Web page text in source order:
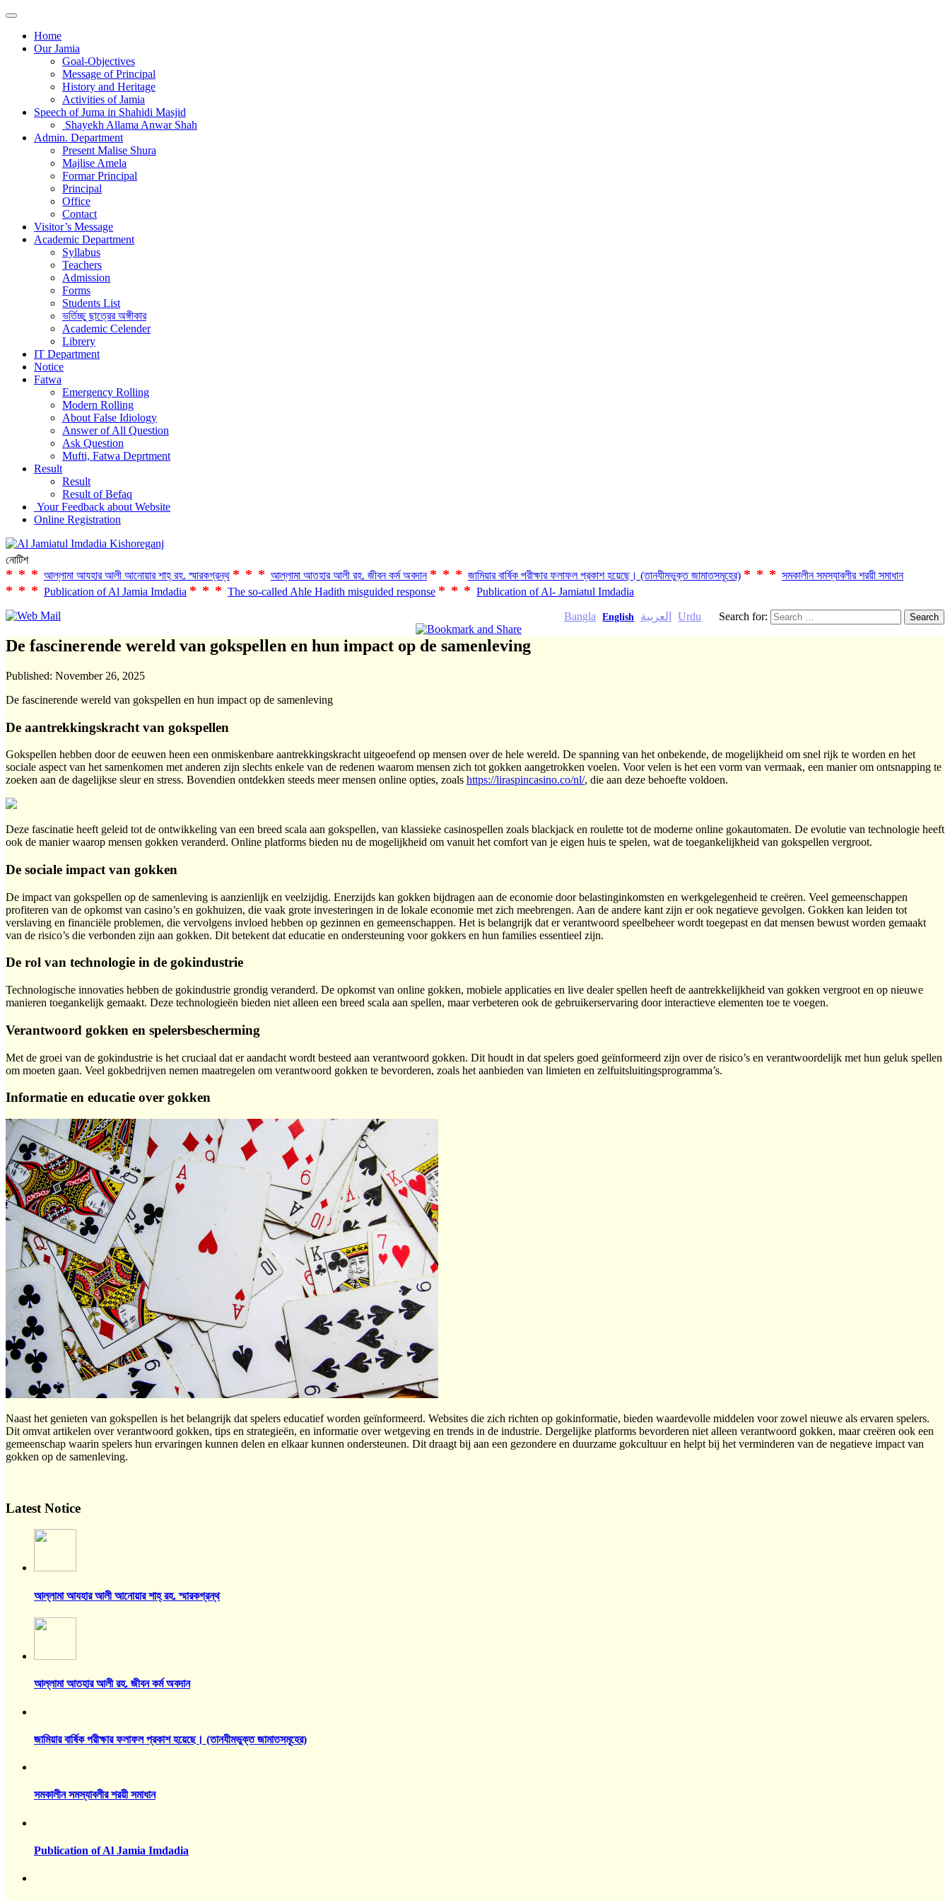
Home
Our Jamia
Goal-Objectives
Message of Principal
History and Heritage
Activities of Jamia
Speech of Juma in Shahidi Masjid
Shayekh Allama Anwar Shah
Admin. Department
Present Malise Shura
Majlise Amela
Formar Principal
Principal
Office
Contact
Visitor’s Message
Academic Department
Syllabus
Teachers
Admission
Forms
Students List
ভর্তিচ্ছু ছাত্রের অঙ্গীকার
Academic Celender
Librery
IT Department
Notice
Fatwa
Emergency Rolling
Modern Rolling
About False Idiology
Answer of All Question
Ask Question
Mufti, Fatwa Deprtment
Result
Result
Result of Befaq
Your Feedback about Website
Online Registration
নোটিশ
*** আল্লামা আযহার আলী আনোয়ার শাহ্‌ রহ. স্মারকগ্রন্থ *** আল্লামা আতহার আলী রহ. জীবন কর্ম অবদান *** জামিয়ার বার্ষিক পরীক্ষার ফলাফল প্রকাশ হয়েছে। (তানযীমভুক্ত জামাতসমূহের) *** সমকালীন সমস্যাবলীর শরয়ী সমাধান
*** Publication of Al Jamia Imdadia *** The so-called Ahle Hadith misguided response *** Publication of Al- Jamiatul Imdadia
Search for:
Bangla English العربية Urdu
De fascinerende wereld van gokspellen en hun impact op de samenleving
Published: November 26, 2025
De fascinerende wereld van gokspellen en hun impact op de samenleving
De aantrekkingskracht van gokspellen
Gokspellen hebben door de eeuwen heen een onmiskenbare aantrekkingskracht uitgeoefend op mensen over de hele wereld. De spanning van het onbekende, de mogelijkheid om snel rijk te worden en het
sociale aspect van het samenkomen met anderen zijn slechts enkele van de redenen waarom mensen zich tot gokken aangetrokken voelen. Voor velen is het een vorm van vermaak, een manier om ontsnapping te
zoeken aan de dagelijkse sleur en stress. Bovendien ontdekken steeds meer mensen online opties, zoals https://liraspincasino.co/nl/, die aan deze behoefte voldoen.
Deze fascinatie heeft geleid tot de ontwikkeling van een breed scala aan gokspellen, van klassieke casinospellen zoals blackjack en roulette tot de moderne online gokautomaten. De evolutie van technologie heeft
ook de manier waarop mensen gokken veranderd. Online platforms bieden nu de mogelijkheid om vanuit het comfort van je eigen huis te spelen, wat de toegankelijkheid van gokspellen vergroot.
De sociale impact van gokken
De impact van gokspellen op de samenleving is aanzienlijk en veelzijdig. Enerzijds kan gokken bijdragen aan de economie door belastinginkomsten en werkgelegenheid te creëren. Veel gemeenschappen
profiteren van de opkomst van casino’s en gokhuizen, die vaak grote investeringen in de lokale economie met zich meebrengen. Aan de andere kant zijn er ook negatieve gevolgen. Gokken kan leiden tot
verslaving en financiële problemen, die vervolgens invloed hebben op gezinnen en gemeenschappen. Het is belangrijk dat er verantwoord speelbeheer wordt toegepast en dat mensen bewust worden gemaakt
van de risico’s die verbonden zijn aan gokken. Dit betekent dat educatie en ondersteuning voor gokkers en hun families essentieel zijn.
De rol van technologie in de gokindustrie
Technologische innovaties hebben de gokindustrie grondig veranderd. De opkomst van online gokken, mobiele applicaties en live dealer spellen heeft de aantrekkelijkheid van gokken vergroot en op nieuwe
manieren toegankelijk gemaakt. Deze technologieën bieden niet alleen een breed scala aan spellen, maar verbeteren ook de gebruikerservaring door interactieve elementen toe te voegen.
Verantwoord gokken en spelersbescherming
Met de groei van de gokindustrie is het cruciaal dat er aandacht wordt besteed aan verantwoord gokken. Dit houdt in dat spelers goed geïnformeerd zijn over de risico’s en verantwoordelijk met hun geluk spellen
om moeten gaan. Veel gokbedrijven nemen maatregelen om verantwoord gokken te bevorderen, zoals het aanbieden van limieten en zelfuitsluitingsprogramma’s.
Informatie en educatie over gokken
Naast het genieten van gokspellen is het belangrijk dat spelers educatief worden geïnformeerd. Websites die zich richten op gokinformatie, bieden waardevolle middelen voor zowel nieuwe als ervaren spelers.
Dit omvat artikelen over verantwoord gokken, tips en strategieën, en informatie over wetgeving en trends in de industrie. Dergelijke platforms bevorderen niet alleen verantwoord gokken, maar creëren ook een
gemeenschap waarin spelers hun ervaringen kunnen delen en elkaar kunnen ondersteunen. Dit draagt bij aan een gezondere en duurzame gokcultuur en helpt bij het verminderen van de negatieve impact van
gokken op de samenleving.
Latest Notice
আল্লামা আযহার আলী আনোয়ার শাহ্‌ রহ. স্মারকগ্রন্থ
আল্লামা আতহার আলী রহ. জীবন কর্ম অবদান
জামিয়ার বার্ষিক পরীক্ষার ফলাফল প্রকাশ হয়েছে। (তানযীমভুক্ত জামাতসমূহের)
সমকালীন সমস্যাবলীর শরয়ী সমাধান
Publication of Al Jamia Imdadia